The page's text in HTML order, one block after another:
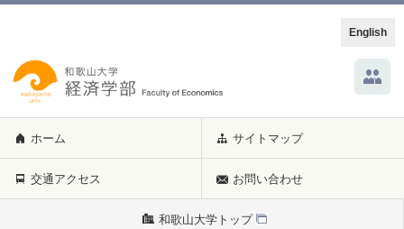
English
ホーム サイトマップ
交通アクセス お問い合わせ
和歌山大学トップ